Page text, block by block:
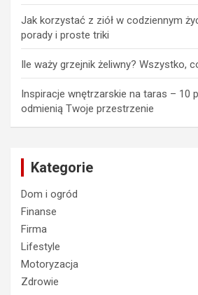
Jak korzystać z ziół w codziennym
porady i proste triki
Ile waży grzejnik żeliwny? Wszystko,
Inspiracje wnętrzarskie na taras – 10
odmienią Twoje przestrzenie
Kategorie
Dom i ogród
Finanse
Firma
Lifestyle
Motoryzacja
Zdrowie